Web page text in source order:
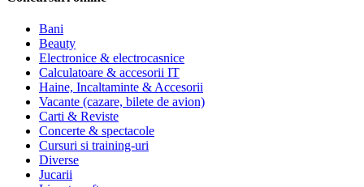
Bani
Beauty
Electronice & electrocasnice
Calculatoare & accesorii IT
Haine, Incaltaminte & Accesorii
Vacante (cazare, bilete de avion)
Carti & Reviste
Concerte & spectacole
Cursuri si training-uri
Diverse
Jucarii